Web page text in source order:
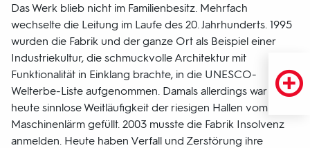
Das Werk blieb nicht im Familienbesitz. Mehrfach
wechselte die Leitung im Laufe des 20. Jahrhunderts. 1995
wurden die Fabrik und der ganze Ort als Beispiel einer
Industriekultur, die schmuckvolle Architektur mit
Funktionalität in Einklang brachte, in die UNESCO-
Welterbe-Liste aufgenommen. Damals allerdings war die
heute sinnlose Weitläufigkeit der riesigen Hallen vom
Maschinenlärm gefüllt. 2003 musste die Fabrik Insolvenz
anmelden. Heute haben Verfall und Zerstörung ihre